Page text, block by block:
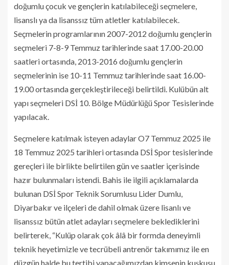
doğumlu çocuk ve gençlerin katılabileceği seçmelere,
lisanslı ya da lisanssız tüm atletler katılabilecek.
Seçmelerin programlarının 2007-2012 doğumlu gençlerin
seçmeleri 7-8-9 Temmuz tarihlerinde saat 17.00-20.00
saatleri ortasında, 2013-2016 doğumlu gençlerin
seçmelerinin ise 10-11 Temmuz tarihlerinde saat 16.00-
19.00 ortasında gerçekleştirileceği belirtildi. Kulübün alt
yapı seçmeleri DSİ 10. Bölge Müdürlüğü Spor Tesislerinde
yapılacak.
Seçmelere katılmak isteyen adaylar O7 Temmuz 2025 ile
18 Temmuz 2025 tarihleri ortasında DSİ Spor tesislerinde
gereçleri ile birlikte belirtilen gün ve saatler içerisinde
hazır bulunmaları istendi. Bahis ile ilgili açıklamalarda
bulunan DSİ Spor Teknik Sorumlusu Lider Dumlu,
Diyarbakır ve ilçeleri de dahil olmak üzere lisanlı ve
lisanssız bütün atlet adayları seçmelere beklediklerini
belirterek, “Kulüp olarak çok âlâ bir formda deneyimli
teknik heyetimizle ve tecrübeli antrenör takımımız ile en
düzgün halde bu tertibi yapacağımızdan kimsenin kuşkusu